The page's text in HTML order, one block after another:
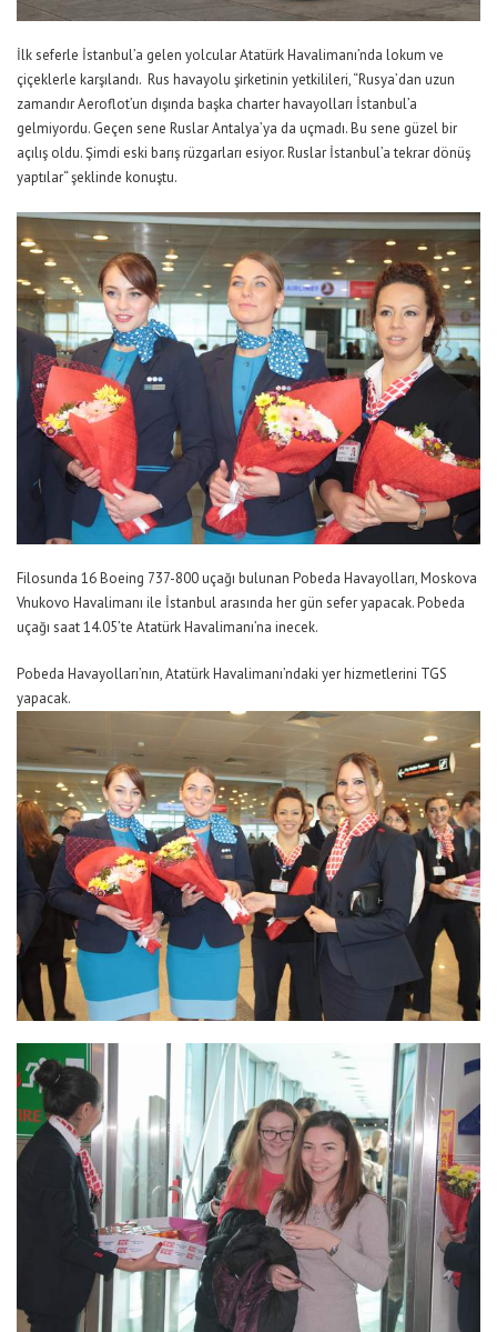
İlk seferle İstanbul’a gelen yolcular Atatürk Havalimanı’nda lokum ve
çiçeklerle karşılandı. Rus havayolu şirketinin yetkilileri, “Rusya’dan uzun
zamandır Aeroflot’un dışında başka charter havayolları İstanbul’a
gelmiyordu. Geçen sene Ruslar Antalya’ya da uçmadı. Bu sene güzel bir
açılış oldu. Şimdi eski barış rüzgarları esiyor. Ruslar İstanbul’a tekrar dönüş
yaptılar“ şeklinde konuştu.
Filosunda 16 Boeing 737-800 uçağı bulunan Pobeda Havayolları, Moskova
Vnukovo Havalimanı ile İstanbul arasında her gün sefer yapacak. Pobeda
uçağı saat 14.05’te Atatürk Havalimanı’na inecek.
Pobeda Havayolları’nın, Atatürk Havalimanı’ndaki yer hizmetlerini TGS
yapacak.